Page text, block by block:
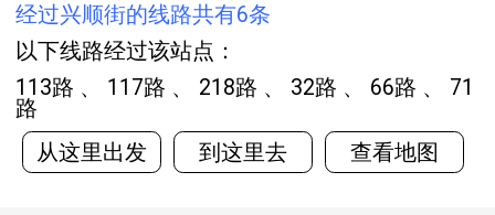
经过兴顺街的线路共有6条
以下线路经过该站点：
113路 、 117路 、 218路 、 32路 、 66路 、 71
路
从这里出发
到这里去 查看地图